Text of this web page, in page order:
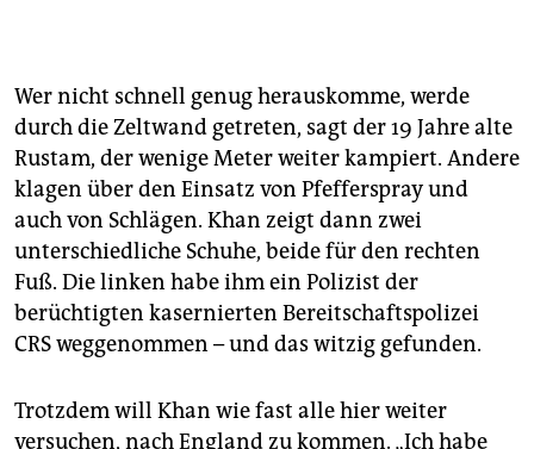
Wer nicht schnell genug herauskomme, werde
durch die Zeltwand getreten, sagt der 19 Jahre alte
Rustam, der wenige Meter weiter kampiert. Andere
klagen über den Einsatz von Pfefferspray und
auch von Schlägen. Khan zeigt dann zwei
unterschiedliche Schuhe, beide für den rechten
Fuß. Die linken habe ihm ein Polizist der
berüchtigten kasernierten Bereitschaftspolizei
CRS weggenommen – und das witzig gefunden.
Trotzdem will Khan wie fast alle hier weiter
versuchen, nach England zu kommen. „Ich habe